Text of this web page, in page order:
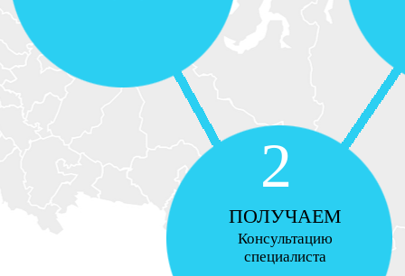
2
ПОЛУЧАЕМ
Консультацию
специалиста